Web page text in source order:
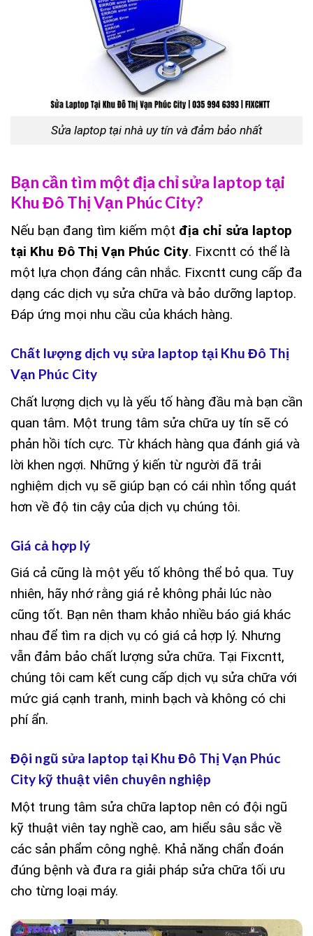
Sửa laptop tại nhà uy tín và đảm bảo nhất
Bạn cần tìm một địa chỉ sửa laptop tại
Khu Đô Thị Vạn Phúc City?
Nếu bạn đang tìm kiếm một địa chỉ sửa laptop
tại Khu Đô Thị Vạn Phúc City. Fixcntt có thể là
một lựa chọn đáng cân nhắc. Fixcntt cung cấp đa
dạng các dịch vụ sửa chữa và bảo dưỡng laptop.
Đáp ứng mọi nhu cầu của khách hàng.
Chất lượng dịch vụ sửa laptop tại Khu Đô Thị
Vạn Phúc City
Chất lượng dịch vụ là yếu tố hàng đầu mà bạn cần
quan tâm. Một trung tâm sửa chữa uy tín sẽ có
phản hồi tích cực. Từ khách hàng qua đánh giá và
lời khen ngợi. Những ý kiến từ người đã trải
nghiệm dịch vụ sẽ giúp bạn có cái nhìn tổng quát
hơn về độ tin cậy của dịch vụ chúng tôi.
Giá cả hợp lý
Giá cả cũng là một yếu tố không thể bỏ qua. Tuy
nhiên, hãy nhớ rằng giá rẻ không phải lúc nào
cũng tốt. Bạn nên tham khảo nhiều báo giá khác
nhau để tìm ra dịch vụ có giá cả hợp lý. Nhưng
vẫn đảm bảo chất lượng sửa chữa. Tại Fixcntt,
chúng tôi cam kết cung cấp dịch vụ sửa chữa với
mức giá cạnh tranh, minh bạch và không có chi
phí ẩn.
Đội ngũ sửa laptop tại Khu Đô Thị Vạn Phúc
City kỹ thuật viên chuyên nghiệp
Một trung tâm sửa chữa laptop nên có đội ngũ
kỹ thuật viên tay nghề cao, am hiểu sâu sắc về
các sản phẩm công nghệ. Khả năng chẩn đoán
đúng bệnh và đưa ra giải pháp sửa chữa tối ưu
cho từng loại máy.